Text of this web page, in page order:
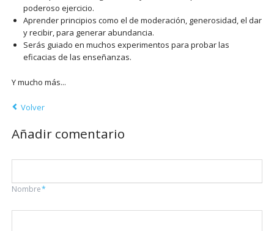
poderoso ejercicio.
Aprender principios como el de moderación, generosidad, el dar
y recibir, para generar abundancia.
Serás guiado en muchos experimentos para probar las
eficacias de las enseñanzas.
Y mucho más...
Volver
Añadir comentario
Campo
Nombre*